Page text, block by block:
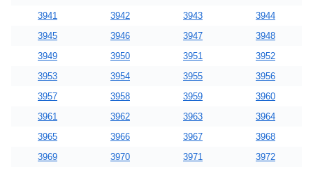
3941
3942 3943
3944
3945
3946 3947
3948
3949
3950 3951
3952
3953
3954 3955
3956
3957
3958 3959
3960
3961
3962 3963
3964
3965
3966 3967
3968
3969
3970 3971
3972